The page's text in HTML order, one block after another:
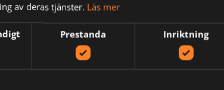
av deras tjänster. Läs mer
Prestanda Inriktning